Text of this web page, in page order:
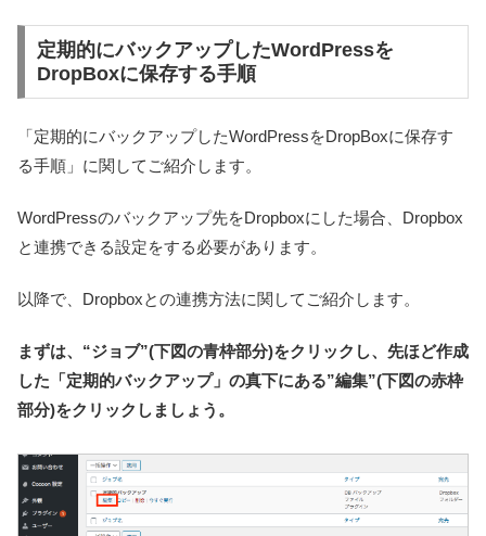
定期的にバックアップしたWordPressを
DropBoxに保存する手順
「定期的にバックアップしたWordPressをDropBoxに保存す
る手順」に関してご紹介します。
WordPressのバックアップ先をDropboxにした場合、Dropbox
と連携できる設定をする必要があります。
以降で、Dropboxとの連携方法に関してご紹介します。
まずは、 “ジョブ”(下図の青枠部分)をクリックし、先ほど作成
した「定期的バックアップ」の真下にある”編集”(下図の赤枠
部分)をクリックしましょう。